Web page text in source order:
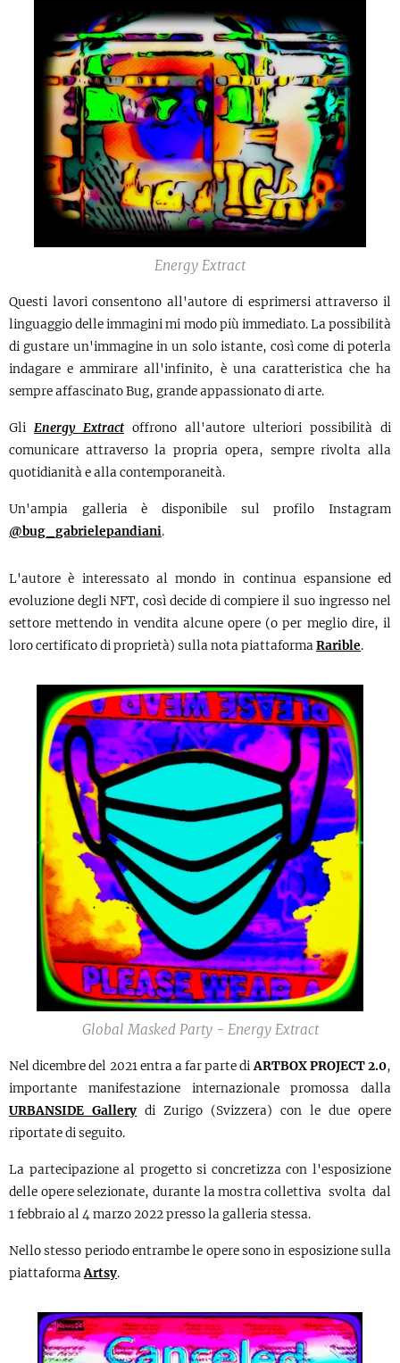
Energy Extract
Questi lavori consentono all'autore di esprimersi attraverso il
linguaggio delle immagini mi modo più immediato. La possibilità
di gustare un'immagine in un solo istante, così come di poterla
indagare e ammirare all'infinito, è una caratteristica che ha
sempre affascinato Bug, grande appassionato di arte.
Gli Energy Extract offrono all'autore ulteriori possibilità di
comunicare attraverso la propria opera, sempre rivolta alla
quotidianità e alla contemporaneità.
Un'ampia galleria è disponibile sul profilo Instagram
@bug_gabrielepandiani.
L'autore è interessato al mondo in continua espansione ed
evoluzione degli NFT, così decide di compiere il suo ingresso nel
settore mettendo in vendita alcune opere (o per meglio dire, il
loro certificato di proprietà) sulla nota piattaformaRarible.
Global Masked Party - Energy Extract
Nel dicembre del 2021 entra a far parte diARTBOX PROJECT 2.0,
importante manifestazione internazionale promossa dalla
URBANSIDE Gallery di Zurigo (Svizzera) con le due opere
riportate di seguito.
La partecipazione al progetto si concretizza con l'esposizione
delle opere selezionate, durante la mostra collettiva svolta dal
1 febbraio al 4 marzo 2022 presso la galleria stessa.
Nello stesso periodo entrambe le opere sono in esposizione sulla
piattaformaArtsy.